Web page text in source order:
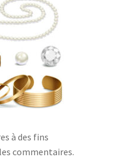
à des fins
commentaires.